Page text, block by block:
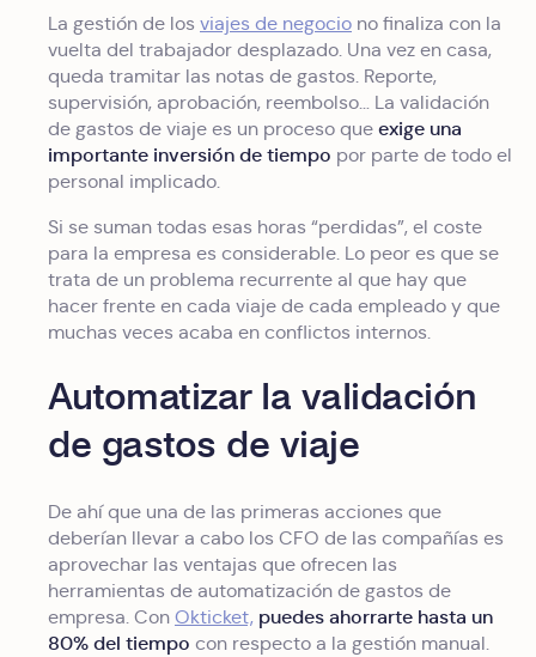
La gestión de los viajes de negocio no finaliza con la
vuelta del trabajador desplazado. Una vez en casa,
queda tramitar las notas de gastos. Reporte,
supervisión, aprobación, reembolso… La validación
de gastos de viaje es un proceso que exige una
importante inversión de tiempo por parte de todo el
personal implicado.
Si se suman todas esas horas “perdidas”, el coste
para la empresa es considerable. Lo peor es que se
trata de un problema recurrente al que hay que
hacer frente en cada viaje de cada empleado y que
muchas veces acaba en conflictos internos.
Automatizar la validación
de gastos de viaje
De ahí que una de las primeras acciones que
deberían llevar a cabo los CFO de las compañías es
aprovechar las ventajas que ofrecen las
herramientas de automatización de gastos de
empresa. Con Okticket, puedes ahorrarte hasta un
80% del tiempo con respecto a la gestión manual.